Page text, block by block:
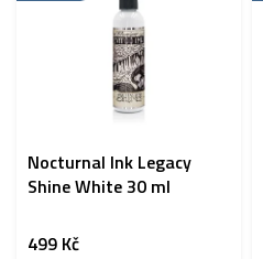
Nocturnal Ink Legacy
Shine White 30 ml
499 Kč